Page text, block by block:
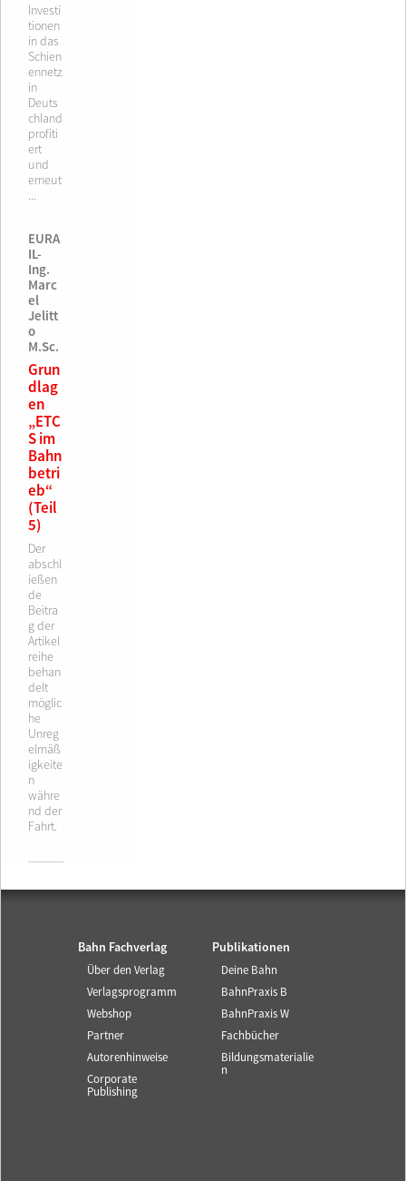
Investi
tionen
in das
Schien
ennetz
in
Deuts
chland
profiti
ert
und
erneut
...
EURA
IL-
Ing.
Marc
el
Jelitt
o
M.Sc.
Grun
dlag
en
„ETC
S im
Bahn
betri
eb“
(Teil
5)
Der
abschl
ießen
de
Beitra
g der
Artikel
reihe
behan
delt
möglic
he
Unreg
elmäß
igkeite
n
währe
nd der
Fahrt.
Bahn Fachverlag
Über den Verlag
Verlagsprogramm
Webshop
Partner
Autorenhinweise
Corporate
Publishing
Publikationen
Deine Bahn
BahnPraxis B
BahnPraxis W
Fachbücher
Bildungsmaterialie
n